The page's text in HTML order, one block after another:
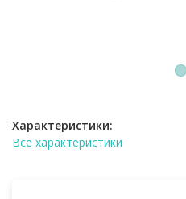
1
Характеристики:
Все характеристики